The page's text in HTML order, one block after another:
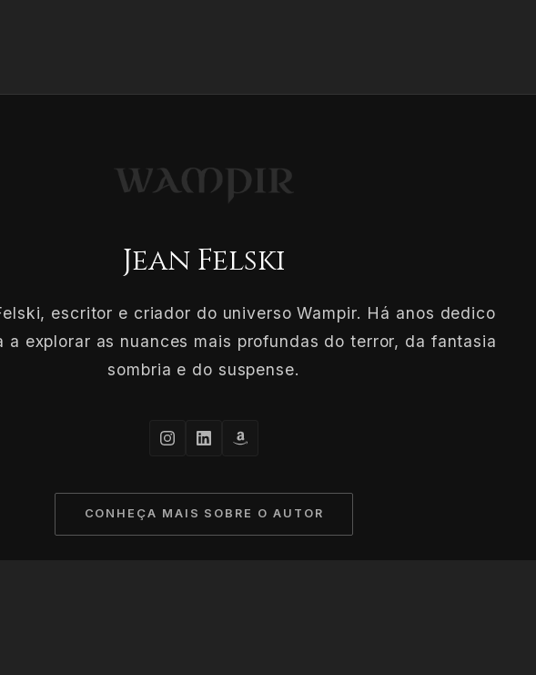
Jean Felski
escritor e criador do universo Wampir. Há anos dedico
a explorar as nuances mais profundas do terror, da fantasia
sombria e do suspense.
CONHEÇA MAIS SOBRE O AUTOR